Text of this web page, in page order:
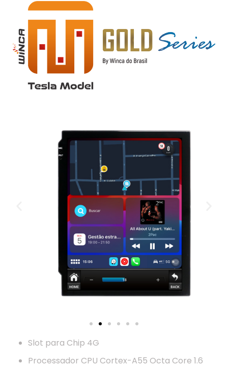
Slot para Chip 4G
Processador CPU Cortex-A55 Octa Core 1.6